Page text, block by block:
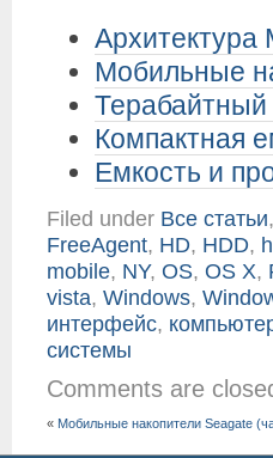
Архитектура
Мобильные
Терабайтный
Компактная
Емкость и
Filed under Все статьи
FreeAgent, HD, HDD,
mobile, NY,OS,OS X,
vista,Windows,
интерфейс,
системы
Comments are
« Мобильные накопители Seagate